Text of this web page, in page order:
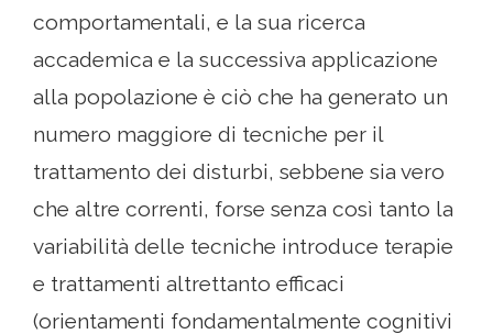
comportamentali, e la sua ricerca
accademica e la successiva applicazione
alla popolazione è ciò che ha generato un
numero maggiore di tecniche per il
trattamento dei disturbi, sebbene sia vero
che altre correnti, forse senza così tanto la
variabilità delle tecniche introduce terapie
e trattamenti altrettanto efficaci
(orientamenti fondamentalmente cognitivi